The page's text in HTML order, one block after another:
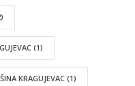
(1)
KRAGUJEVAC (1)